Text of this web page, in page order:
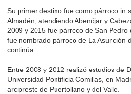
Su primer destino fue como párroco in
Almadén, atendiendo Abenójar y
2009 y 2015 fue párroco de San Pedro
fue nombrado párroco de La Asunción
continúa.
Entre 2008 y 2012 realizó estudios de
Universidad Pontificia Comillas, en
arcipreste de Puertollano y del Valle.